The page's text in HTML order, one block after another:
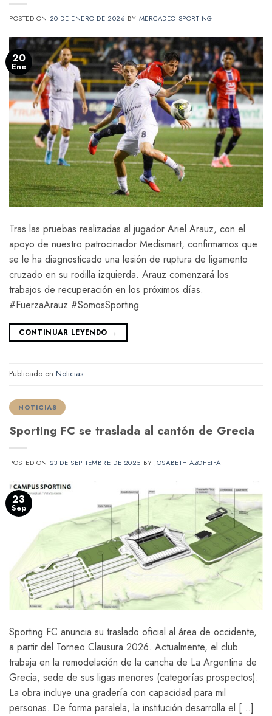
POSTED ON 20 DE ENERO DE 2026 BY MERCADEO SPORTING
20
Ene
Tras las pruebas realizadas al jugador Ariel Arauz, con el
apoyo de nuestro patrocinador Medismart, confirmamos que
se le ha diagnosticado una lesión de ruptura de ligamento
cruzado en su rodilla izquierda. Arauz comenzará los
trabajos de recuperación en los próximos días.
#FuerzaArauz #SomosSporting
CONTINUAR LEYENDO →
Publicado en Noticias
NOTICIAS
Sporting FC se traslada al cantón de Grecia
POSTED ON 23 DE SEPTIEMBRE DE 2025 BY JOSABETH AZOFEIFA
23
Sep
Sporting FC anuncia su traslado oficial al área de occidente,
a partir del Torneo Clausura 2026. Actualmente, el club
trabaja en la remodelación de la cancha de La Argentina de
Grecia, sede de sus ligas menores (categorías prospectos).
La obra incluye una gradería con capacidad para mil
personas. De forma paralela, la institución desarrolla el […]